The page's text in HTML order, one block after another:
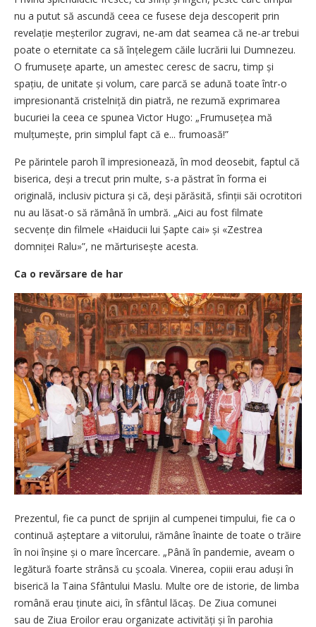
nu a putut să ascundă ceea ce fusese deja descoperit prin
revelație meșterilor zugravi, ne-am dat seamea că ne-ar trebui
poate o eternitate ca să înțelegem căile lucrării lui Dumnezeu.
O frumusețe aparte, un amestec ceresc de sacru, timp și
spațiu, de unitate și volum, care parcă se adună toate într-o
impresionantă cristelniță din piatră, ne rezumă exprimarea
bucuriei la ceea ce spunea Victor Hugo: „Frumusețea mă
mulțu­mește, prin simplul fapt că e... frumoasă!”
Pe părintele paroh îl impresionează, în mod deosebit, faptul că
biserica, deși a trecut prin multe, s-a păstrat în forma ei
originală, inclusiv pictura și că, deși părăsită, sfinții săi ocrotitori
nu au lăsat-o să rămână în umbră. „Aici au fost filmate
secvențe din filmele «Haiducii lui Șapte cai» și «Zestrea
domniței Ralu»”, ne mărturisește acesta.
Ca o revărsare de har
Prezentul, fie ca punct de sprijin al cumpenei timpului, fie ca o
continuă așteptare a viitorului, rămâne înainte de toate o trăire
în noi înșine și o mare încercare. „Până în pandemie, aveam o
legătură foarte strânsă cu școala. Vinerea, copiii erau aduși în
biserică la Taina Sfântului Maslu. Multe ore de istorie, de limba
română erau ținute aici, în sfântul lăcaș. De Ziua comunei
sau de Ziua Eroilor erau organizate activități și în parohia